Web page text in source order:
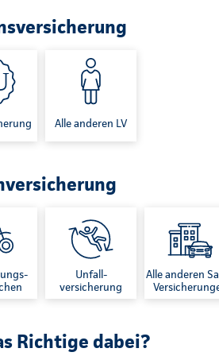
Alle anderen LV
Unfall-
versicherung
Alle anderen
Richtige dabei?